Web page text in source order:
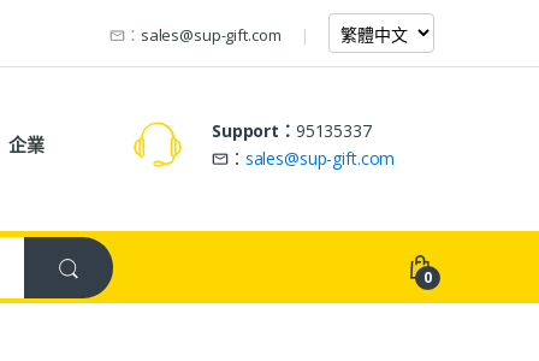
： sales@sup-gift.com
企業
Support： 95135337
： sales@sup-gift.com
0